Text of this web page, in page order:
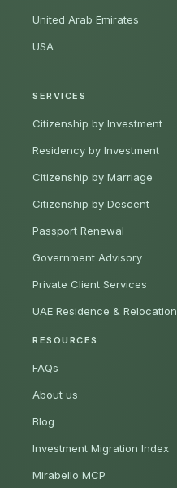
United Arab Emirates
USA
SERVICES
Citizenship by Investment
Residency by Investment
Citizenship by Marriage
Citizenship by Descent
Passport Renewal
Government Advisory
Private Client Services
UAE Residence & Relocation
RESOURCES
FAQs
About us
Blog
Investment Migration Index
Mirabello MCP